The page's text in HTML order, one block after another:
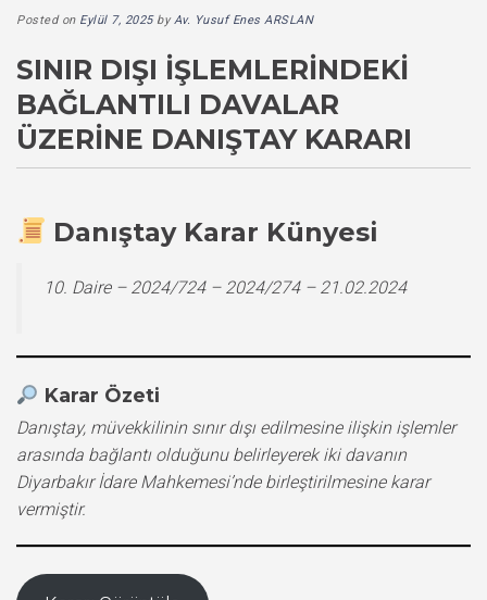
Posted on Eylül 7, 2025byAv. Yusuf Enes ARSLAN
SINIR DIŞI İŞLEMLERINDEKI
BAĞLANTILI DAVALAR
ÜZERINE DANIŞTAY KARARI
Danıştay Karar Künyesi
10. Daire – 2024/724 – 2024/274 – 21.02.2024
Karar Özeti
Danıştay, müvekkilinin sınır dışı edilmesine ilişkin işlemler
arasında bağlantı olduğunu belirleyerek iki davanın
Diyarbakır İdare Mahkemesi’nde birleştirilmesine karar
vermiştir.